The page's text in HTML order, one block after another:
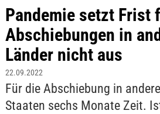
Pandemie setzt Frist
Abschiebungen in
Länder nicht aus
22.09.2022
Für die Abschiebung in
Staaten sechs Monate Zeit.